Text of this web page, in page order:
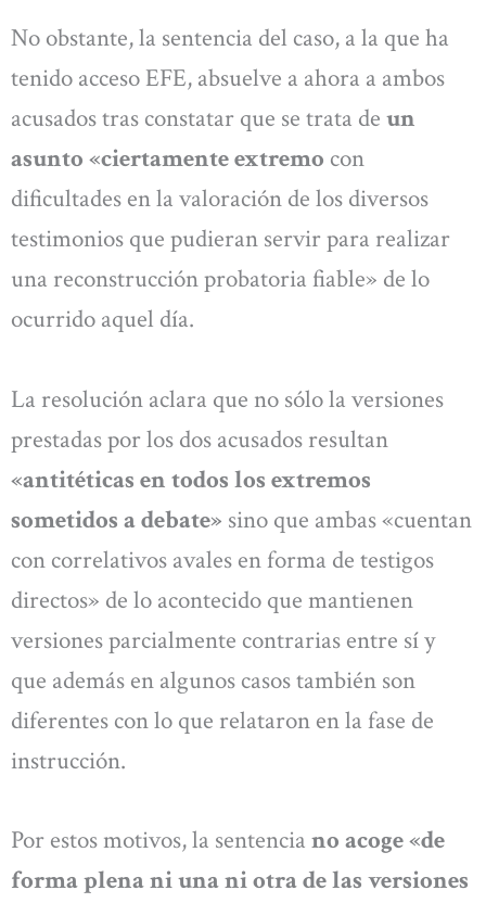
No obstante, la sentencia del caso, a la que ha
tenido acceso EFE, absuelve a ahora a ambos
acusados tras constatar que se trata de un
asunto «ciertamente extremo con
dificultades en la valoración de los diversos
testimonios que pudieran servir para realizar
una reconstrucción probatoria fiable» de lo
ocurrido aquel día.
La resolución aclara que no sólo la versiones
prestadas por los dos acusados resultan
«antitéticas en todos los extremos
sometidos a debate» sino que ambas «cuentan
con correlativos avales en forma de testigos
directos» de lo acontecido que mantienen
versiones parcialmente contrarias entre sí y
que además en algunos casos también son
diferentes con lo que relataron en la fase de
instrucción.
Por estos motivos, la sentencia no acoge «de
forma plena ni una ni otra de las versiones